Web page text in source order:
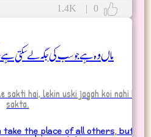
1.4K | 0
ماں وہ ہے جو سب کی جگہ لے سکتی
sakti hai, lekin uski jagah koi nahi le
sakta.
take the place of all others, but